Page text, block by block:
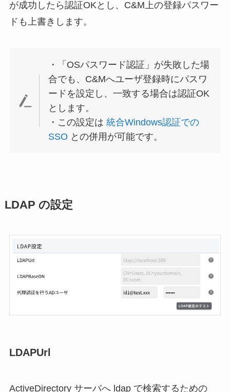
が成功したら認証OKとし、C&M上の登録パスワー
ドも上書きします。
・「OSパスワード認証」が失敗した場
合でも、C&Mへユーザ登録時にパスワ
ードを設定し、一致する場合は認証OK
とします。
・この設定は統合Windows認証での
SSO との併用が可能です。
LDAP の設定
LDAPUrl
ActiveDirectory サーバへ ldap で検索するための